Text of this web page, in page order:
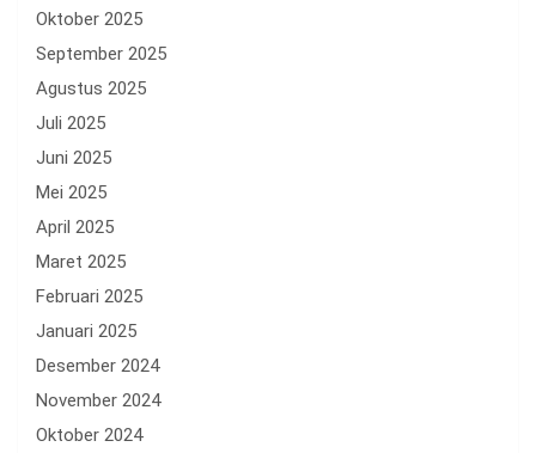
Oktober 2025
September 2025
Agustus 2025
Juli 2025
Juni 2025
Mei 2025
April 2025
Maret 2025
Februari 2025
Januari 2025
Desember 2024
November 2024
Oktober 2024